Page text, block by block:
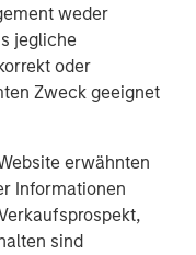
weder
jegliche
oder
Zweck geeignet
erwähnten
Informationen
sind
experience in the
he served as chief
Southern Family
the
at Ahold from
and held senior
in South Carolina